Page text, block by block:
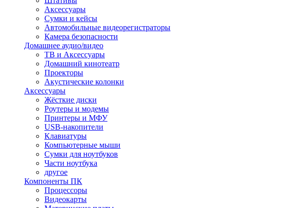
Аксессуары
Сумки и кейсы
Автомобильные видеорегистраторы
Камера безопасности
Домашнее аудио/видео
ТВ и Аксессуары
Домашний кинотеатр
Проекторы
Акустические колонки
Аксессуары
Жёсткие диски
Роутеры и модемы
Принтеры и МФУ
USB-накопители
Клавиатуры
Компьютерные мыши
Сумки для ноутбуков
Части ноутбука
другое
Компоненты ПК
Процессоры
Видеокарты